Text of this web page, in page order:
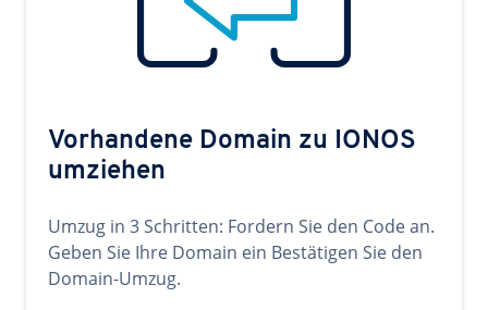
Vorhandene Domain zu IONOS
umziehen
Umzug in 3 Schritten: Fordern Sie den Code an.
Geben Sie Ihre Domain ein Bestätigen Sie den
Domain-Umzug.